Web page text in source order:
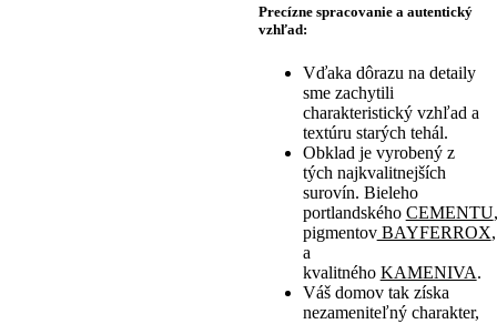
Precízne spracovanie a autentický
vzhľad:
Vďaka dôrazu na detaily
sme zachytili
charakteristický vzhľad a
textúru starých tehál.
Obklad je vyrobený z
tých najkvalitnejších
surovín. Bieleho
portlandského CEMENTU
pigmentovBAYFERROX,
a
kvalitného KAMENIVA.
Váš domov tak získa
nezameniteľný charakter,